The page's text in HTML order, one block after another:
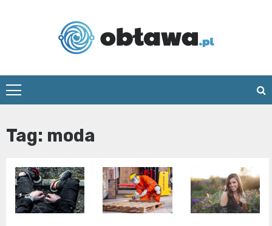
Oblawa.pl
Tag: moda